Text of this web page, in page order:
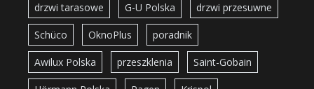
drzwi tarasowe G-U Polska drzwi przesuwne
Schüco OknoPlus poradnik
Awilux Polska przeszklenia Saint-Gobain